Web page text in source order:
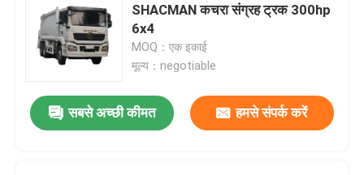
SHACMAN कचरा संग्रह ट्रक 300hp
6x4
MOQ：एक इकाई
मूल्य：negotiable
सबसे अच्छी कीमत हमसे संपर्क करें